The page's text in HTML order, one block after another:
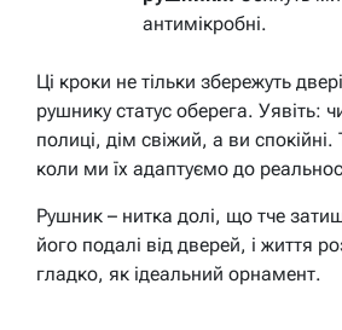
антимікробні.
Ці кроки не тільки збережуть
рушнику статус оберега. Уявіть:
полиці, дім свіжий, а ви спокійні.
коли ми їх адаптуємо до
Рушник – нитка долі, що тче
його подалі від дверей, і життя
гладко, як ідеальний орнамент.